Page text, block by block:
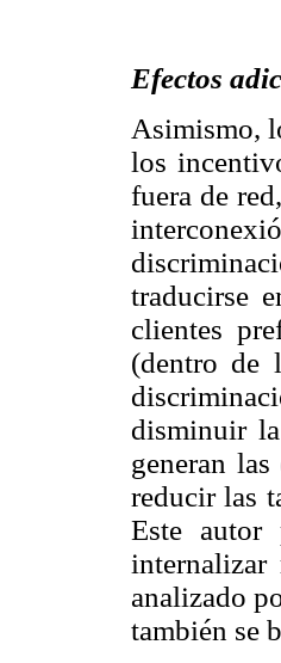
Efectos
Asimismo,
los
fuera de
traducirse
clientes
(dentro de
disminuir
generan
reducir las
Este autor
internalizar
analizado
también se